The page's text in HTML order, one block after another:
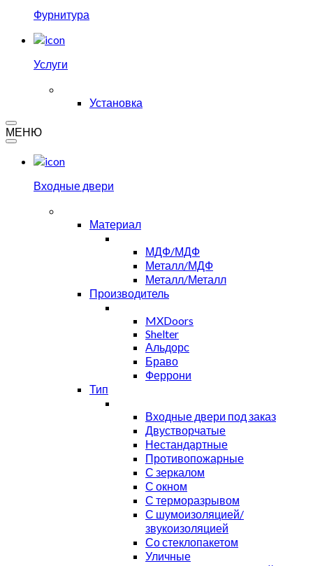
Фурнитура
Услуги
Установка
МЕНЮ
Входные двери
Материал
МДФ/МДФ
Металл/МДФ
Металл/Металл
Производитель
MXDoors
Shelter
Альдорс
Браво
Феррони
Тип
Входные двери под заказ
Двустворчатые
Нестандартные
Противопожарные
С зеркалом
С окном
С терморазрывом
С шумоизоляцией/
звукоизоляцией
Со стеклопакетом
Уличные